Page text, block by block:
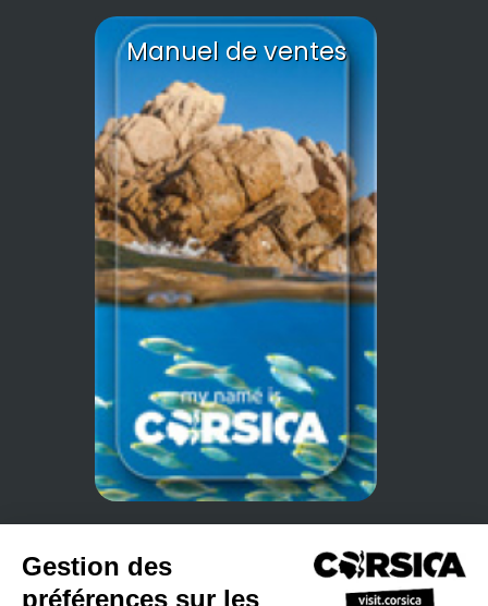
Manuel de ventes